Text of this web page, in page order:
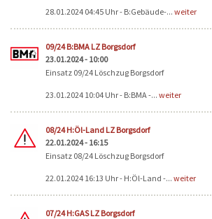
28.01.2024 04:45 Uhr - B:Gebäude-... weiter
09/24 B:BMA LZ Borgsdorf
23.01.2024 - 10:00
Einsatz 09/24 Löschzug Borgsdorf
23.01.2024 10:04 Uhr - B:BMA -... weiter
08/24 H:Öl-Land LZ Borgsdorf
22.01.2024 - 16:15
Einsatz 08/24 Löschzug Borgsdorf
22.01.2024 16:13 Uhr - H:Öl-Land -... weiter
07/24 H:GAS LZ Borgsdorf